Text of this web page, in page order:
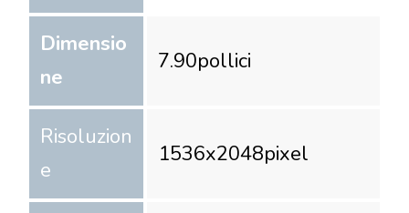
Dimensio
ne
7.90pollici
Risoluzion
e
1536x2048pixel